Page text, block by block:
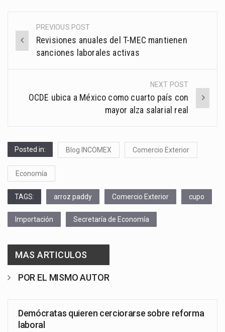
Post
navigation
PREVIOUS POST
Revisiones anuales del T-MEC mantienen
sanciones laborales activas
NEXT POST
OCDE ubica a México como cuarto país con
mayor alza salarial real
Posted in: Blog INCOMEX Comercio Exterior
Economía
TAGS: arroz paddy Comercio Exterior cupo
Importación Secretaría de Economía
MAS ARTICULOS
POR EL MISMO AUTOR
Demócratas quieren cerciorarse sobre reforma
laboral